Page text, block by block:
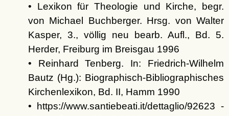
• Lexikon für Theologie und Kirche, begr.
von Michael Buchberger. Hrsg. von Walter
Kasper, 3., völlig neu bearb. Aufl., Bd. 5.
Herder, Freiburg im Breisgau 1996
• Reinhard Tenberg. In: Friedrich-Wilhelm
Bautz (Hg.): Biographisch-Bibliographisches
Kirchenlexikon, Bd. II, Hamm 1990
• https://www.santiebeati.it/dettaglio/92623 -